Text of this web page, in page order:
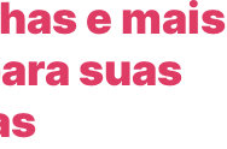
e mais
suas